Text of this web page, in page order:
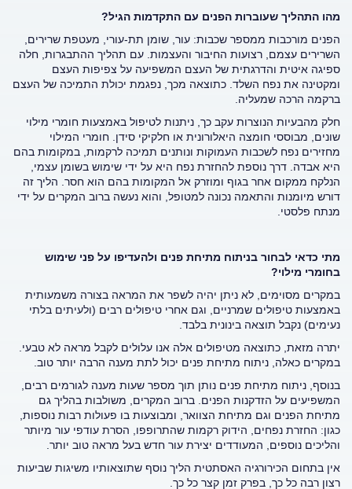
מהו התהליך שעוברות הפנים עם התקדמות הגיל?
הפנים מורכבות ממספר שכבות: עור, שומן תת-עורי, מעטפת שרירים,
השרירים עצמם, רצועות החיבור והעצמות. עם תהליך ההתבגרות, חלה
ספיגה איטית והדרגתית של העצם המשפיעה על צפיפות העצם
ומקטינה את נפח השלד. כתוצאה מכך, נפגמת יכולת התמיכה של העצם
ברקמה הרכה שמעליה.
חלק מהבעיות הנוצרות עקב כך, ניתנות לטיפול באמצעות חומרי מילוי
שונים, מבוססי חומצה היאלורונית או חלקיקי סידן. חומרי המילוי
מחזירים נפח לשכבות העמוקות ונותנים תמיכה לרקמות, במקומות בהם
היא אבדה. דרך נוספת להחזרת נפח היא על ידי שימוש בשומן עצמי,
הנלקח ממקום אחר בגוף ומוזרק אל המקומות בהם הוא חסר. הליך זה
דורש מיומנות והתאמה נכונה למטופל, והוא נעשה ברוב המקרים על ידי
מנתח פלסטי.
מתי כדאי לבחור בניתוח מתיחת פנים ולהעדיפו על פני שימוש
בחומרי מילוי?
במקרים מסוימים, לא ניתן יהיה לשפר את המראה בצורה משמעותית
באמצעות טיפולים שמרניים, וגם אחרי טיפולים רבים (ולעיתים בלתי
נעימים) נקבל תוצאה בינונית בלבד.
יתרה מזאת, כתוצאה מטיפולים אלה אנו עלולים לקבל מראה לא טבעי.
במקרים כאלה, ניתוח מתיחת פנים יכול לתת מענה הרבה יותר טוב.
בנוסף, ניתוח מתיחת פנים נותן תוך מספר שעות מענה לגורמים רבים,
המשפיעים על הזדקנות הפנים. ברוב המקרים, משולבות בהליך גם
מתיחת הפנים וגם מתיחת הצוואר, ומבוצעות בו פעולות רבות נוספות,
כגון: החזרת נפחים, הידוק רקמות שהתרופפו, הסרת עודפי עור מיותר
והליכים נוספים, המעודדים יצירת עור חדש בעל מראה טוב יותר.
אין בתחום הכירורגיה האסתטית הליך נוסף שתוצאותיו משיגות שביעות
רצון רבה כל כך, בפרק זמן קצר כל כך.